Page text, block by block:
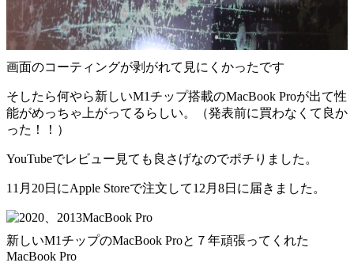
画面のコーティングが剥がれて見にくかったです
そしたら何やら新しいM1チップ搭載のMacBook Proが出て性
能がめっちゃ上がってるらしい。（発表前に買わなくて良か
った！！）
YouTubeでレビュー見ても良さげなのでポチりました。
11月20日にApple Storeで注文して12月8日に届きました。
新しいM1チップのMacBook Proと７年頑張ってくれた
MacBook Pro